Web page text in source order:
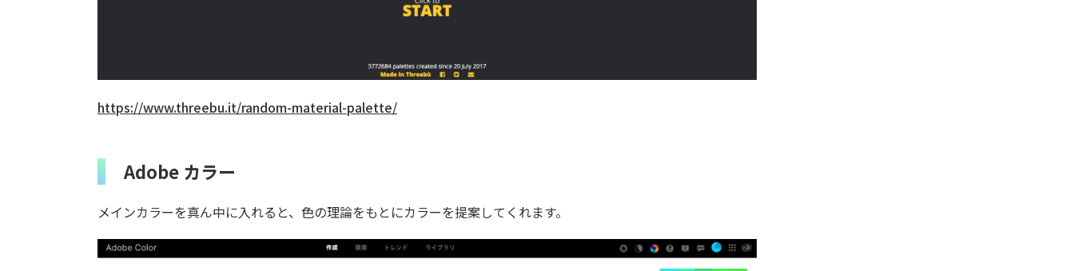
https://www.threebu.it/random-material-palette/
Adobe カラー
メインカラーを真ん中に入れると、色の理論をもとにカラーを提案してくれます。